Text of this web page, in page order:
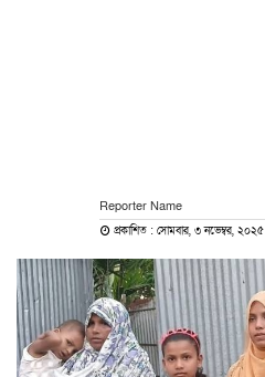
Reporter Name
প্রকাশিত : সোমবার, ৩ নভেম্বর, ২০২৫